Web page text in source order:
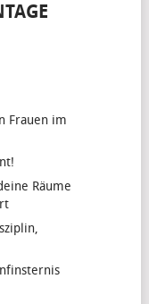
Frauen im
Räume